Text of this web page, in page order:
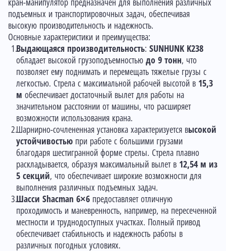
кран-манипулятор предназначен для выполнения различных
подъемных и транспортировочных задач, обеспечивая
высокую производительность и надежность.
Основные характеристики и преимущества:
Выдающаяся производительность: SUNHUNK K238
обладает высокой грузоподъемностью до 9 тонн, что
позволяет ему поднимать и перемещать тяжелые грузы с
легкостью. Стрела с максимальной рабочей высотой в 15,3
м обеспечивает достаточный вылет для работы на
значительном расстоянии от машины, что расширяет
возможности использования крана.
Шарнирно-сочлененная установка характеризуется высокой
устойчивостью при работе с большими грузами
благодаря шестигранной форме стрелы. Стрела плавно
раскладывается, образуя максимальный вылет в 12,54 м из
5 секций, что обеспечивает широкие возможности для
выполнения различных подъемных задач.
Шасси Shacman 6×6 предоставляет отличную
проходимость и маневренность, например, на пересеченной
местности и труднодоступных участках. Полный привод
обеспечивает стабильность и надежность работы в
различных погодных условиях.